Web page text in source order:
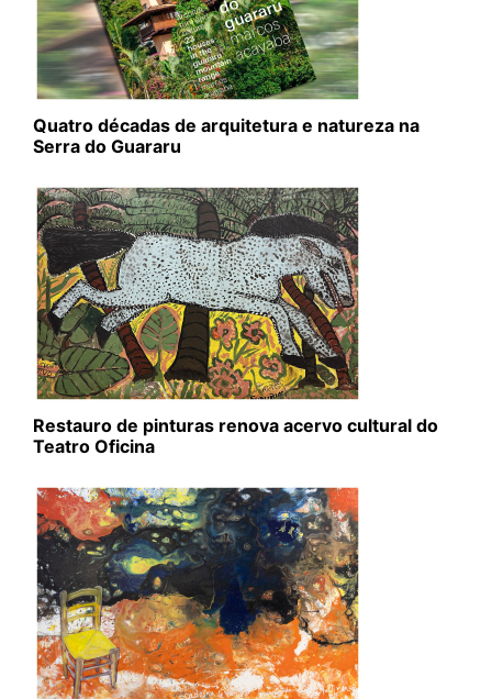
Quatro décadas de arquitetura e natureza na
Serra do Guararu
Restauro de pinturas renova acervo cultural do
Teatro Oficina